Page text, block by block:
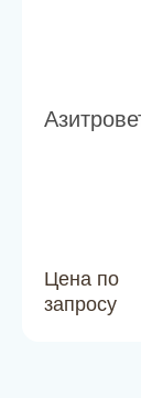
Цена по
запросу